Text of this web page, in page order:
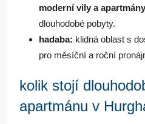
moderní vily a apartmány
dlouhodobé pobyty.
hadaba: klidná oblast s
pro měsíční a roční
kolik stojí
apartmánu v